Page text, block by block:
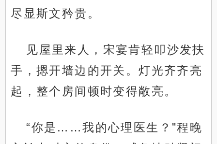
尽显斯文矜贵。
见屋里来人，宋宴肯轻叩沙发扶
手，摁开墙边的开关。灯光齐齐亮
起，整个房间顿时变得敞亮。
“你是……我的心理医生？”程晚